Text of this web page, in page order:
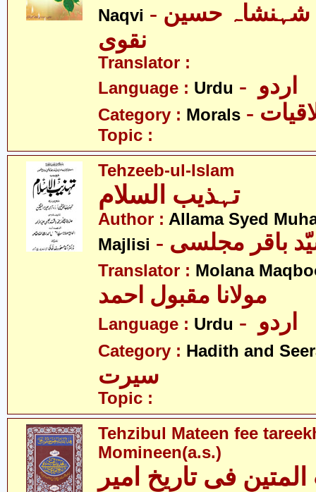
Naqvi - مولانا سیّد شہنشاہ حسین
نقوی
Translator :
Language : Urdu
Category : Morals
Topic :
Tehzeeb-ul-Islam
تہذیب السلام
Author : Allama Syed
Majlisi
Translator : Molana
Language : Urdu
Category : Hadith and
سیرت
Topic :
Tehzibul Mateen fee
Momineen(a.s.)
فی تاریخ امیر